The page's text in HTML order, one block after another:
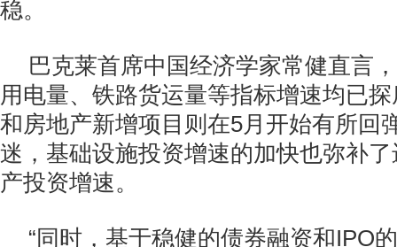
稳。
巴克莱首席中国经济学家常健直言
用电量、铁路货运量等指标增速均已
和房地产新增项目则在5月开始有所回
迷，基础设施投资增速的加快也弥补
产投资增速。
“同时，基于稳健的债券融资和IPO